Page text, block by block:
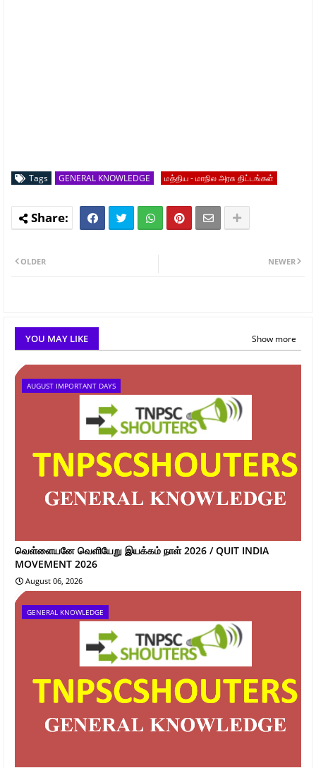
Tags GENERAL KNOWLEDGE மத்திய - மாநில அரசு திட்டங்கள்
NEWER
OLDER
YOU MAY LIKE Show more
AUGUST IMPORTANT DAYS
வெள்ளையனே வெளியேறு இயக்கம் நாள் 2026 / QUIT INDIA
MOVEMENT 2026
August 06, 2026
GENERAL KNOWLEDGE